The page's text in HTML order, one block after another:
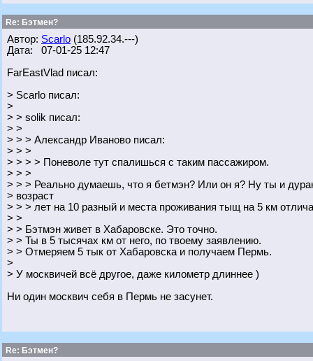
Re: Бэтмен?
Автор: Scarlo (185.92.34.---)
Дата: 07-01-25 12:47
FarEastVlad писал:
> Scarlo писал:
>
> > solik писал:
> >
> > > Александр Иваново писал:
> > >
> > > > Поневоле тут спалишься с таким пассажиром.
> > >
> > > Реально думаешь, что я бетмэн? Или он я? Ну ты и
> возраст
> > > лет на 10 разный и места проживания тыщ на 5 км
> >
> > Бэтмэн живет в Хабаровске. Это точно.
> > Ты в 5 тысячах км от него, по твоему заявлению.
> > Отмеряем 5 тык от Хабаровска и получаем Пермь.
>
> У москвичей всё другое, даже километр длиннее )
Ни один москвич себя в Пермь не засунет.
Re: Бэтмен?